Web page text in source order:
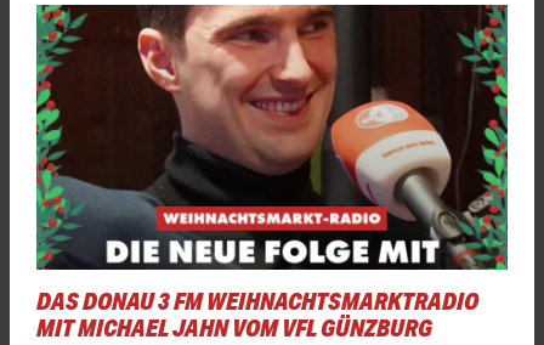
DAS DONAU 3 FM WEIHNACHTSMARKTRADIO
MIT MICHAEL JAHN VOM VFL GÜNZBURG